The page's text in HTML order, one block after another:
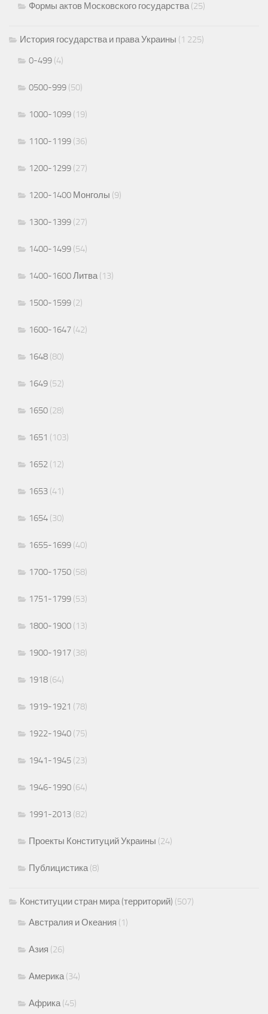
Формы актов Московского государства(25)
История государства и права Украины (1 225)
0-499 (4)
0500-999 (50)
1000-1099 (19)
1100-1199 (36)
1200-1299 (27)
1200-1400 Монголы (9)
1300-1399 (27)
1400-1499 (54)
1400-1600 Литва(13)
1500-1599 (2)
1600-1647 (42)
1648 (80)
1649 (52)
1650 (28)
1651 (103)
1652 (12)
1653 (41)
1654 (30)
1655-1699 (40)
1700-1750 (58)
1751-1799 (53)
1800-1900 (13)
1900-1917 (38)
1918 (64)
1919-1921 (78)
1922-1940 (75)
1941-1945 (23)
1946-1990 (64)
1991-2013 (82)
Проекты Конституций Украины (24)
Публицистика(8)
Конституции стран мира (территорий) (507)
Австралия и Океания (1)
Азия (26)
Америка(34)
Африка(45)